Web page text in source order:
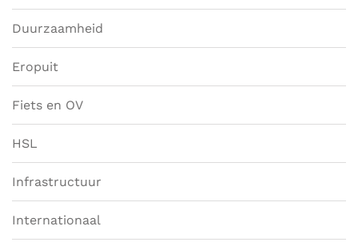
Duurzaamheid
Eropuit
Fiets en OV
HSL
Infrastructuur
Internationaal